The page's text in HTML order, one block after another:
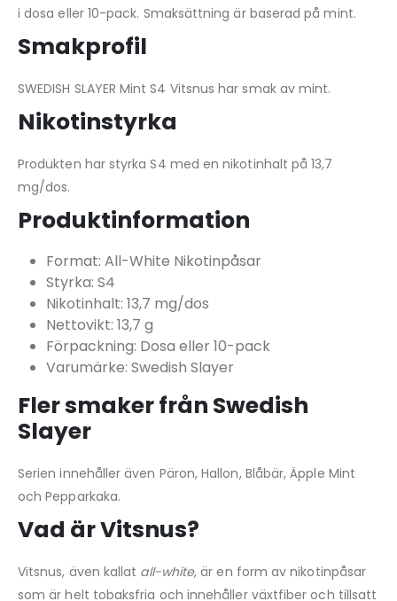
i dosa eller 10-pack. Smaksättning är baserad på mint.
Smakprofil
SWEDISH SLAYER Mint S4 Vitsnus har smak av mint.
Nikotinstyrka
Produkten har styrka S4 med en nikotinhalt på 13,7
mg/dos.
Produktinformation
Format: All-White Nikotinpåsar
Styrka: S4
Nikotinhalt: 13,7 mg/dos
Nettovikt: 13,7 g
Förpackning: Dosa eller 10-pack
Varumärke: Swedish Slayer
Fler smaker från Swedish
Slayer
Serien innehåller även Päron, Hallon, Blåbär, Äpple Mint
och Pepparkaka.
Vad är Vitsnus?
Vitsnus, även kallat all-white, är en form av nikotinpåsar
som är helt tobaksfria och innehåller växtfiber och tillsatt